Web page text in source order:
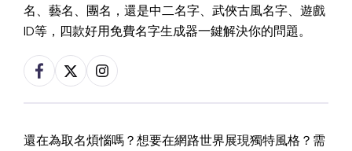
名、藝名、團名，還是中二名字、武俠古風名字、遊戲
ID等，四款好用免費名字生成器一鍵解決你的問題。
還在為取名煩惱嗎？想要在網路世界展現獨特風格？需